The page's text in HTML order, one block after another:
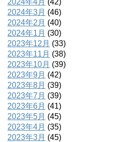
2024年3月 (46)
2024年2月 (40)
2024年1月 (30)
2023年12月 (33)
2023年11月 (38)
2023年10月 (39)
2023年9月 (42)
2023年8月 (39)
2023年7月 (39)
2023年6月 (41)
2023年5月 (45)
2023年4月 (35)
2023年3月 (45)